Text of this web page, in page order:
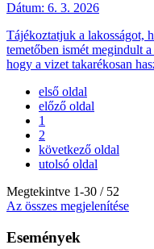
Dátum: 6. 3. 2026
Tájékoztatjuk a lakosságot,
temetőben ismét megindult
hogy a vizet takarékosan
első oldal
előző oldal
1
2
következő oldal
utolsó oldal
Megtekintve 1-30 / 52
Az összes megjelenítése
Események